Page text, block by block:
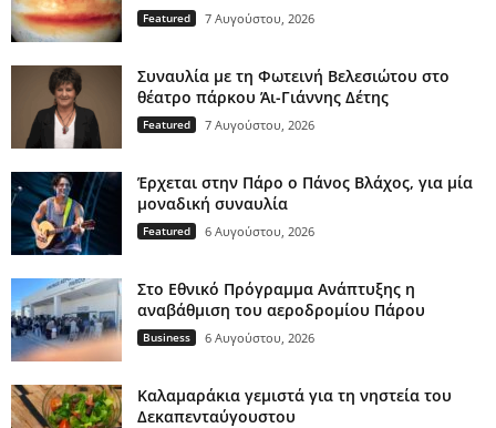
Featured 7 Αυγούστου, 2026
Συναυλία με τη Φωτεινή Βελεσιώτου στο
θέατρο πάρκου Άι-Γιάννης Δέτης
Featured 7 Αυγούστου, 2026
Έρχεται στην Πάρο ο Πάνος Βλάχος, για μία
μοναδική συναυλία
Featured 6 Αυγούστου, 2026
Στο Εθνικό Πρόγραμμα Ανάπτυξης η
αναβάθμιση του αεροδρομίου Πάρου
Business 6 Αυγούστου, 2026
Καλαμαράκια γεμιστά για τη νηστεία του
Δεκαπενταύγουστου